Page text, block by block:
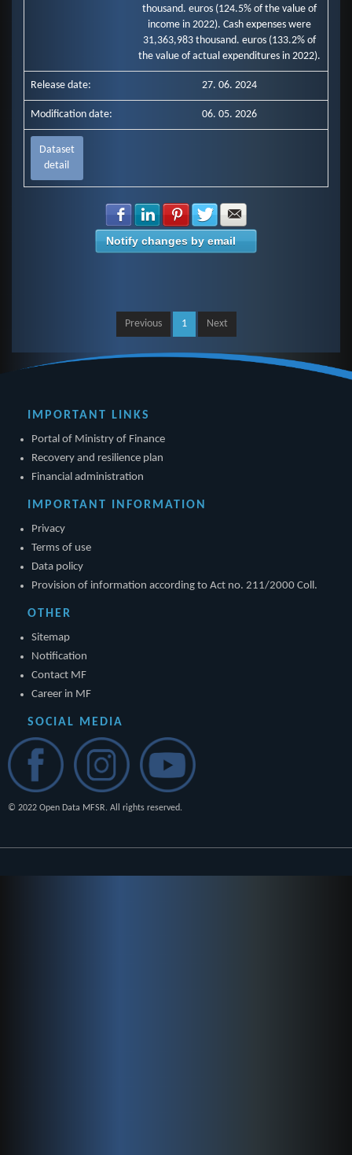
thousand. euros (124.5% of the value of
income in 2022). Cash expenses were
31,363,983 thousand. euros (133.2% of
the value of actual expenditures in 2022).
Release date: 27. 06. 2024
Modification date: 06. 05. 2026
Dataset
detail
Share with Facebook
Share with LinkedIn
Share with Pinterest
Share with Twitter
Notify changes by email
Previous 1 Next
IMPORTANT LINKS
Portal of Ministry of Finance
Recovery and resilience plan
Financial administration
IMPORTANT INFORMATION
Privacy
Terms of use
Data policy
Provision of information according to Act no. 211/2000 Coll.
OTHER
Sitemap
Notification
Contact MF
Career in MF
SOCIAL MEDIA
© 2022 Open Data MFSR. All rights reserved.